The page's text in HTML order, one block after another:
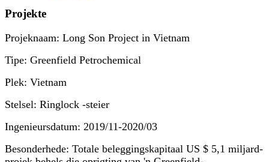
Projekte
Projeknaam: Long Son Project in Vietnam
Tipe: Greenfield Petrochemical
Plek: Vietnam
Stelsel: Ringlock -steier
Ingenieursdatum: 2019/11-2020/03
Besonderhede: Totale beleggingskapitaal US $ 5,1 miljard-